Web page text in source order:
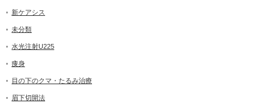
新ケアシス
未分類
水光注射U225
痩身
目の下のクマ・たるみ治療
眉下切開法